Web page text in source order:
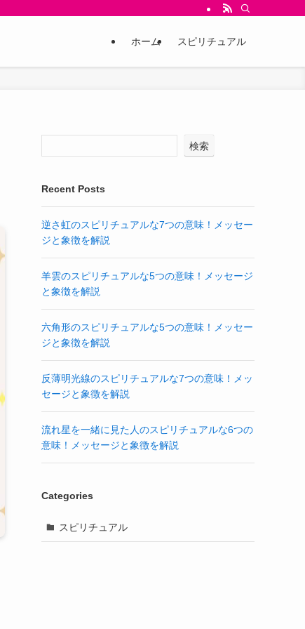
ホーム スピリチュアル
検索
Recent Posts
逆さ虹のスピリチュアルな7つの意味！メッセー
ジと象徴を解説
羊雲のスピリチュアルな5つの意味！メッセージ
と象徴を解説
六角形のスピリチュアルな5つの意味！メッセー
ジと象徴を解説
反薄明光線のスピリチュアルな7つの意味！メッ
セージと象徴を解説
流れ星を一緒に見た人のスピリチュアルな6つの
意味！メッセージと象徴を解説
Categories
スピリチュアル